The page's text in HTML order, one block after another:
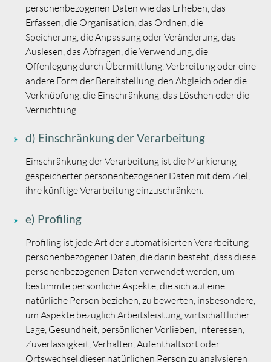
personenbezogenen Daten wie das Erheben, das
Erfassen, die Organisation, das Ordnen, die
Speicherung, die Anpassung oder Veränderung, das
Auslesen, das Abfragen, die Verwendung, die
Offenlegung durch Übermittlung, Verbreitung oder eine
andere Form der Bereitstellung, den Abgleich oder die
Verknüpfung, die Einschränkung, das Löschen oder die
Vernichtung.
d) Einschränkung der Verarbeitung
Einschränkung der Verarbeitung ist die Markierung
gespeicherter personenbezogener Daten mit dem Ziel,
ihre künftige Verarbeitung einzuschränken.
e) Profiling
Profiling ist jede Art der automatisierten Verarbeitung
personenbezogener Daten, die darin besteht, dass diese
personenbezogenen Daten verwendet werden, um
bestimmte persönliche Aspekte, die sich auf eine
natürliche Person beziehen, zu bewerten, insbesondere,
um Aspekte bezüglich Arbeitsleistung, wirtschaftlicher
Lage, Gesundheit, persönlicher Vorlieben, Interessen,
Zuverlässigkeit, Verhalten, Aufenthaltsort oder
Ortswechsel dieser natürlichen Person zu analysieren